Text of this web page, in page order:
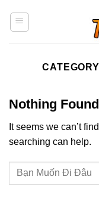
Nothing Found
It seems we can’t
searching can help.